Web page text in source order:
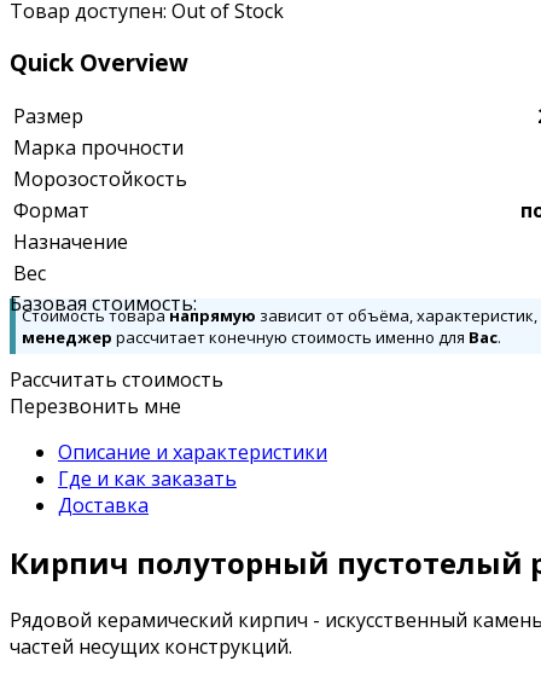
Товар доступен: Out of Stock
Quick Overview
Размер
Марка прочности
Морозостойкость
Формат
Назначение
Вес
Базовая стоимость:
Стоимость товаранапрямую зависит от объёма,
менеджер рассчитает конечную стоимость именно для Вас.
Рассчитать стоимость
Перезвонить мне
Описание и характеристики
Где и как заказать
Доставка
Кирпич полуторный пустотелый
Рядовой керамический кирпич - искусственный
частей несущих конструкций.